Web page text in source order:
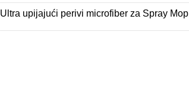
Ultra upijajući perivi microfiber za Spray Mop